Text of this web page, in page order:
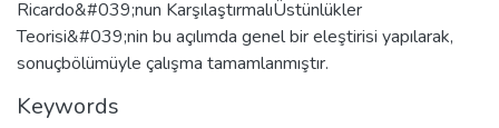
Ricardo&#039;nun KarşılaştırmalıÜstünlükler
Teorisi&#039;nin bu açılımda genel bir eleştirisi yapılarak,
sonuçbölümüyle çalışma tamamlanmıştır.
Keywords